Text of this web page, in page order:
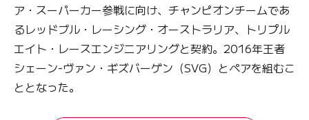
ア・スーパーカー参戦に向け、チャンピオンチームであ
るレッドブル・レーシング・オーストラリア、トリプル
エイト・レースエンジニアリングと契約。2016年王者
シェーン-ヴァン・ギズバーゲン（SVG）とペアを組むこ
ととなった。